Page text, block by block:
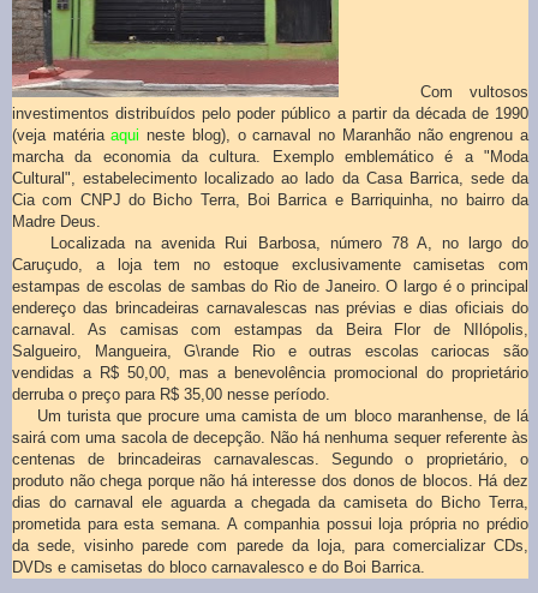
Com vultosos
investimentos distribuídos pelo poder público a partir da década de 1990
(veja matériaaquineste blog), o carnaval no Maranhão não engrenou a
marcha da economia da cultura. Exemplo emblemático é a "Moda
Cultural", estabelecimento localizado ao lado da Casa Barrica, sede da
Cia com CNPJ do Bicho Terra, Boi Barrica e Barriquinha, no bairro da
Madre Deus.
Localizada na avenida Rui Barbosa, número 78 A, no largo do
Caruçudo, a loja tem no estoque exclusivamente camisetas com
estampas de escolas de sambas do Rio de Janeiro. O largo é o principal
endereço das brincadeiras carnavalescas nas prévias e dias oficiais do
carnaval. As camisas com estampas da Beira Flor de NIlópolis,
Salgueiro, Mangueira, G\rande Rio e outras escolas cariocas são
vendidas a R$ 50,00, mas a benevolência promocional do proprietário
derruba o preço para R$ 35,00 nesse período.
Um turista que procure uma camista de um bloco maranhense, de lá
sairá com uma sacola de decepção. Não há nenhuma sequer referente às
centenas de brincadeiras carnavalescas. Segundo o proprietário, o
produto não chega porque não há interesse dos donos de blocos. Há dez
dias do carnaval ele aguarda a chegada da camiseta do Bicho Terra,
prometida para esta semana. A companhia possui loja própria no prédio
da sede, visinho parede com parede da loja, para comercializar CDs,
DVDs e camisetas do bloco carnavalesco e do Boi Barrica.